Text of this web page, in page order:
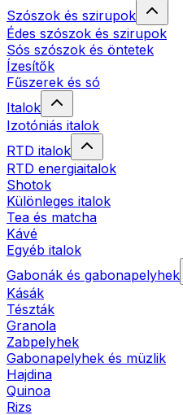
Szószok és szirupok
Édes szószok és szirupok
Sós szószok és öntetek
Ízesítők
Fűszerek és só
Italok
Izotóniás italok
RTD italok
RTD energiaitalok
Shotok
Különleges italok
Tea és matcha
Kávé
Egyéb italok
Gabonák és gabonapelyhek
Kásák
Tészták
Granola
Zabpelyhek
Gabonapelyhek és müzlik
Hajdina
Quinoa
Rizs